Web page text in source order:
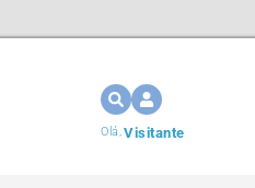
Olá,Visitante